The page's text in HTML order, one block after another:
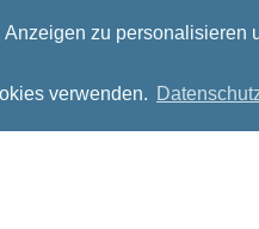
zu personalisieren
verwenden.